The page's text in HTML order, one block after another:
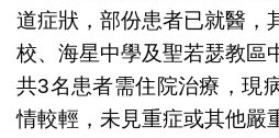
道症狀，部份患者已就醫，
校、海星中學及聖若瑟教區
共3名患者需住院治療，現
情較輕，未見重症或其他嚴